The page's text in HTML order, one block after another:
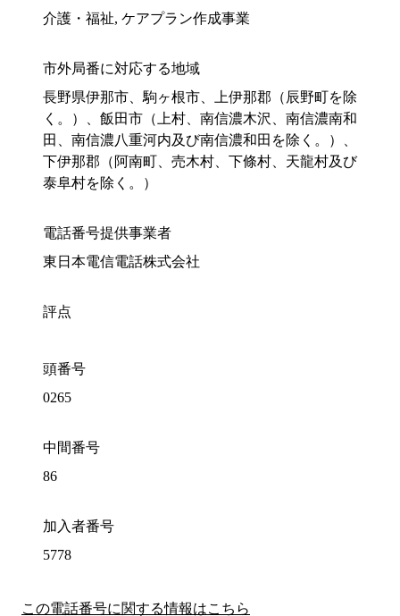
介護・福祉, ケアプラン作成事業
市外局番に対応する地域
長野県伊那市、駒ヶ根市、上伊那郡（辰野町を除
く。）、飯田市（上村、南信濃木沢、南信濃南和
田、南信濃八重河内及び南信濃和田を除く。）、
下伊那郡（阿南町、売木村、下條村、天龍村及び
泰阜村を除く。）
電話番号提供事業者
東日本電信電話株式会社
評点
頭番号
0265
中間番号
86
加入者番号
5778
この電話番号に関する情報はこちら